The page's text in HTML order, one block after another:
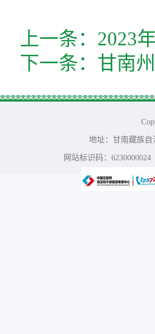
上一条： 2023
下一条： 甘南
地址：甘南藏族自
网站标识码：6230000024